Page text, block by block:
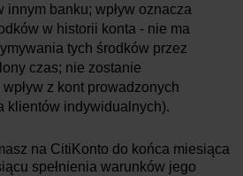
innym banku; wpływ oznacza
w historii konta - nie ma
tych środków przez
czas; nie zostanie
z kont prowadzonych
klientów indywidualnych).
na CitiKonto do końca miesiąca
spełnienia warunków jego